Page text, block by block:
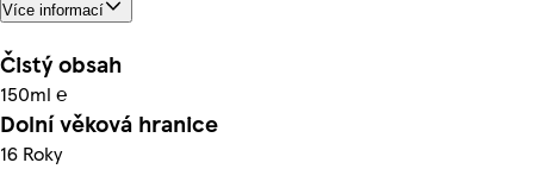
Více informací
Čistý obsah
150ml ℮
Dolní věková hranice
16 Roky